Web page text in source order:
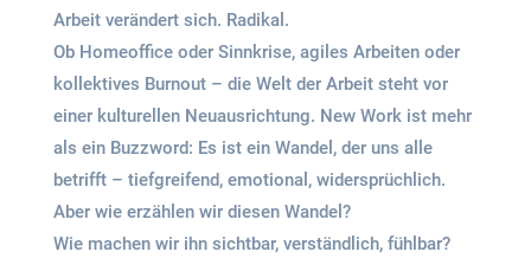
Arbeit verändert sich. Radikal.
Ob Homeoffice oder Sinnkrise, agiles Arbeiten oder
kollektives Burnout – die Welt der Arbeit steht vor
einer kulturellen Neuausrichtung. New Work ist mehr
als ein Buzzword: Es ist ein Wandel, der uns alle
betrifft – tiefgreifend, emotional, widersprüchlich.
Aber wie erzählen wir diesen Wandel?
Wie machen wir ihn sichtbar, verständlich, fühlbar?